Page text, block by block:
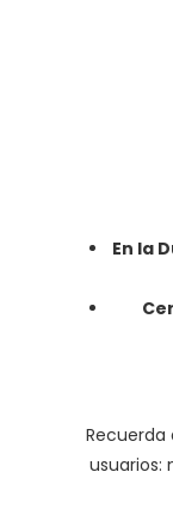
En la
usuarios: